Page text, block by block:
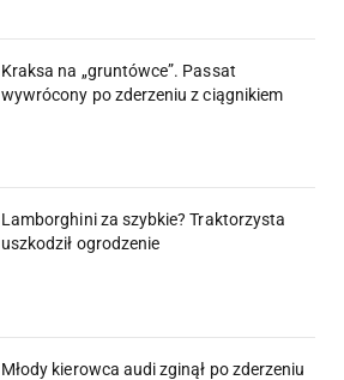
Kraksa na „gruntówce”. Passat
wywrócony po zderzeniu z ciągnikiem
Lamborghini za szybkie? Traktorzysta
uszkodził ogrodzenie
Młody kierowca audi zginął po zderzeniu